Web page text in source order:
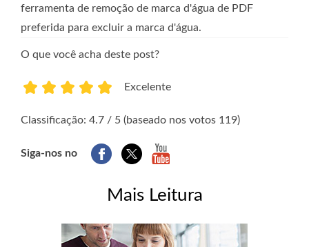
ferramenta de remoção de marca d'água de PDF
preferida para excluir a marca d'água.
O que você acha deste post?
Excelente
Classificação: 4.7 / 5 (baseado nos votos 119)
Siga-nos no
Mais Leitura